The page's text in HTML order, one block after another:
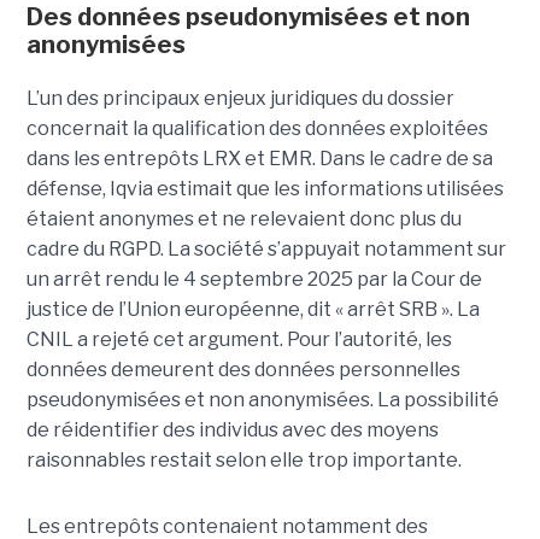
Des données pseudonymisées et non
anonymisées
L’un des principaux enjeux juridiques du dossier
concernait la qualification des données exploitées
dans les entrepôts LRX et EMR. Dans le cadre de sa
défense, Iqvia estimait que les informations utilisées
étaient anonymes et ne relevaient donc plus du
cadre du RGPD. La société s’appuyait notamment sur
un arrêt rendu le 4 septembre 2025 par la Cour de
justice de l’Union européenne, dit « arrêt SRB ». La
CNIL a rejeté cet argument. Pour l’autorité, les
données demeurent des données personnelles
pseudonymisées et non anonymisées. La possibilité
de réidentifier des individus avec des moyens
raisonnables restait selon elle trop importante.
Les entrepôts contenaient notamment des